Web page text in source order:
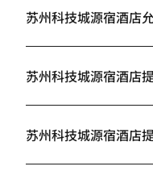
苏州科技城源宿酒店
苏州科技城源宿酒店
苏州科技城源宿酒店